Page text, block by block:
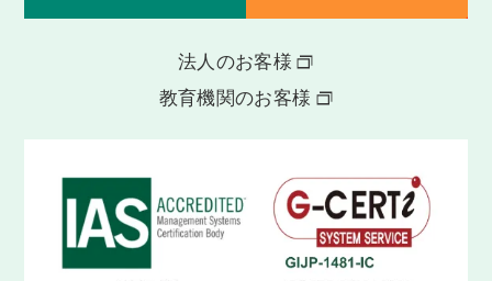
法人のお客様
教育機関のお客様